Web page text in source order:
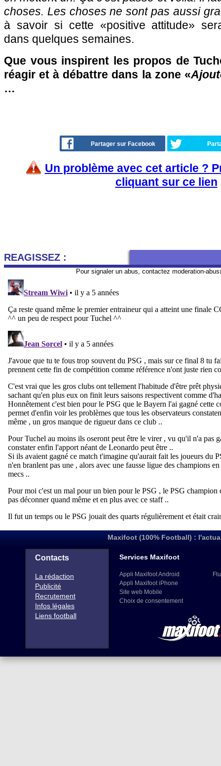
choses. Les choses ne sont pas aussi
à savoir si cette «positive attitude»
dans quelques semaines.
Que vous inspirent les propos de
réagir et à débattre dans la zone «
…
Partager sur Facebook
Un problème avec cet article ?
cliquant sur ce lien
REAGISSEZ :
Pour signaler un abus, contactez moderation-
Maxifoot (100% Football) :
Contacts
La rédaction
Publicité
Recrutement
Infos légales
Liens football
Services Maxifoot
Appli Maxifoot Android
Appli Maxifoot iPhone
Site web Mobile
Choix de consentement